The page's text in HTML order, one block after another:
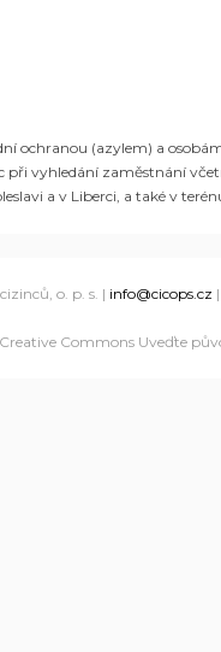
ochranou (azylem) a
vyhledání zaměstnání
a v Liberci, a také v
o. p. s. | info@cicops.cz
Commons Uveďte